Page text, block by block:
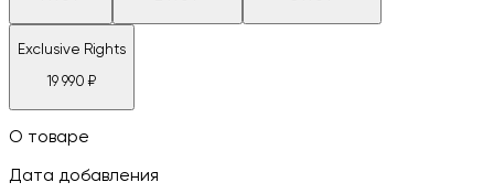
Exclusive Rights
19 990 ₽
О товаре
Дата добавления